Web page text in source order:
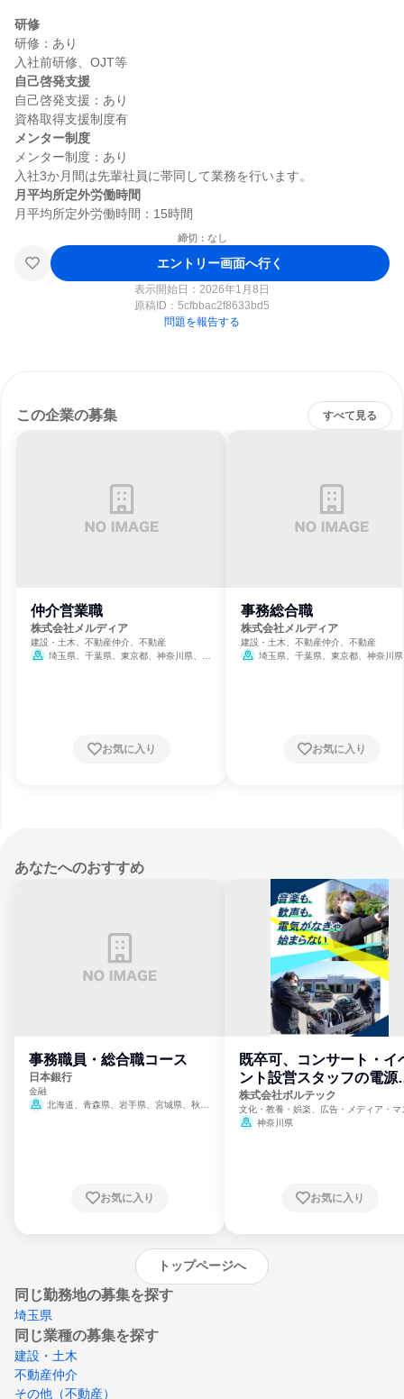
研修
研修：あり
自己啓発支援
自己啓発支援：あり
メンター制度
メンター制度：あり
月平均所定外労働時間
締切：なし
エントリー画面へ行く
表示開始日：2026年1月8日
原稿ID： 5cfbbac2f8633bd5
問題を報告する
この企業の募集 すべて見る
仲介営業職
株式会社メルディア
建設・土木、不動産仲介、不動産
埼玉県、千葉県、東京都、神奈川県、愛
お気に入り
事務総合職
株式会社メルディア
建設・土木、不動産仲介、不動産
埼玉県、千葉県、東京都、神奈川
お気に入り
あなたへのおすすめ
事務職員・総合職コース
日本銀行
金融
北海道、青森県、岩手県、宮城県、秋田
崎県、熊本県、大分県、宮崎県、鹿児島県、
お気に入り
既卒可、コンサート・イ
ント設営スタッフの電源
門
株式会社ボルテック
文化・教養・娯楽、広告・メディア・マ
ミ、電力・ガス・水道・エネルギー
神奈川県
お気に入り
トップページへ
同じ勤務地の募集を探す
埼玉県
同じ業種の募集を探す
建設・土木
不動産仲介
その他（不動産）